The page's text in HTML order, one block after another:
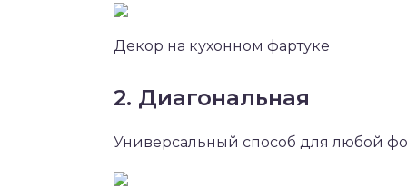
Декор на кухонном фартуке
2. Диагональная
Универсальный способ для любой